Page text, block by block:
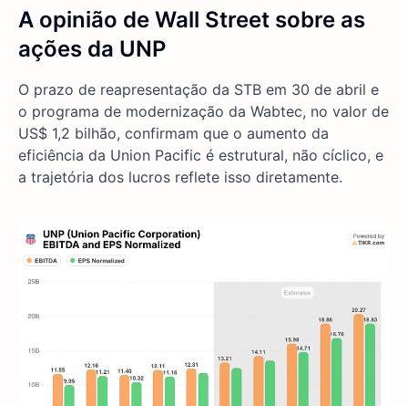
A opinião de Wall Street sobre as
ações da UNP
O prazo de reapresentação da STB em 30 de abril e
o programa de modernização da Wabtec, no valor de
US$ 1,2 bilhão, confirmam que o aumento da
eficiência da Union Pacific é estrutural, não cíclico, e
a trajetória dos lucros reflete isso diretamente.